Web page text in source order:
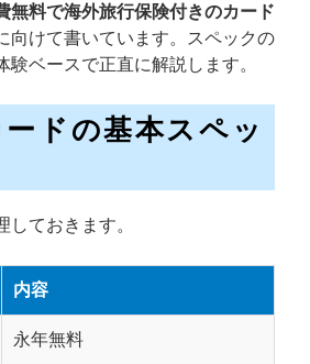
無料で海外旅行保険付きのカード
向けて書いています。スペックの
ベースで正直に解説します。
ドの基本スペッ
しておきます。
内容
永年無料